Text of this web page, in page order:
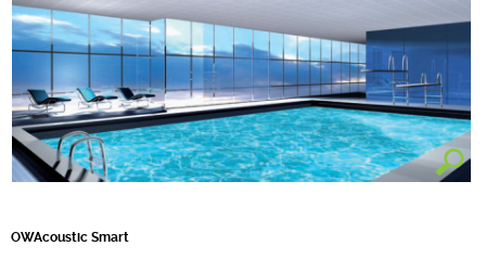
OWAcoustic Smart